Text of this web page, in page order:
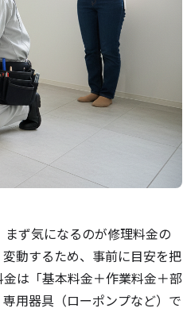
ず気になるのが修理料金の
動するため、事前に目安を把
は「基本料金＋作業料金＋部
用器具（ローポンプなど）で